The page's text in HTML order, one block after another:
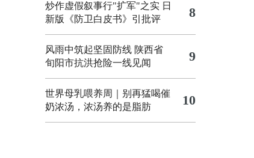
炒作虚假叙事行"扩军"之实 日
新版《防卫白皮书》引批评
8
风雨中筑起坚固防线 陕西省
旬阳市抗洪抢险一线见闻
9
世界母乳喂养周｜别再猛喝催
奶浓汤，浓汤养的是脂肪
10